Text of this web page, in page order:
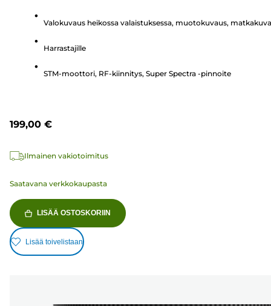
arvostelua
Valokuvaus heikossa valaistuksessa, muotokuvaus,
Harrastajille
STM-moottori, RF-kiinnitys, Super Spectra -pinnoite
199,00 €
Ilmainen vakiotoimitus
Saatavana verkkokaupasta
LISÄÄ OSTOSKORIIN
Lisää toivelistaan